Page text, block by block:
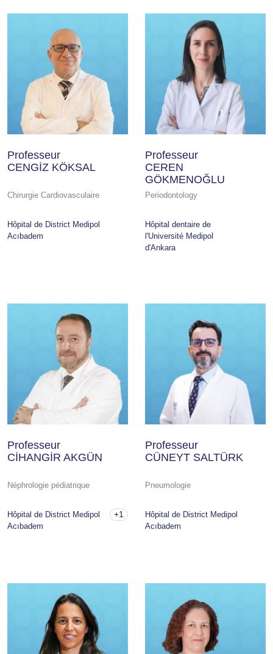
Professeur
CENGİZ KÖKSAL
Chirurgie Cardiovasculaire
Hôpital de District Medipol
Acıbadem
Professeur
CEREN
GÖKMENOĞLU
Periodontology
Hôpital dentaire de
l'Université Medipol
d'Ankara
Professeur
CİHANGİR AKGÜN
Néphrologie pédiatrique
Hôpital de District Medipol
Acıbadem
+1
Professeur
CÜNEYT SALTÜRK
Pneumologie
Hôpital de District Medipol
Acıbadem